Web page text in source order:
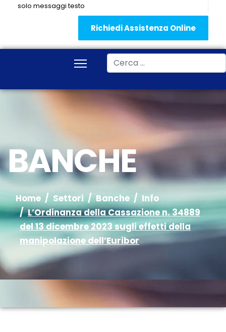
solo messaggi testo
Richiedi Assistenza Online
Cerca
BANCHE
Home Settori Banche
Info
L’Ordinanza della Cassazione n. 34889
del 13 dicembre 2023 sugli effetti della
manipolazione dell’Euribor